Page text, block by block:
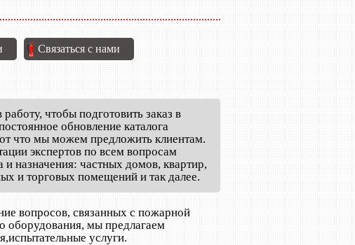
Связаться с нами
чтобы подготовить заказ в
обновление каталога
что мы можем предложить клиентам.
экспертов по всем вопросам
назначения: частных домов, квартир,
и торговых помещений и так далее.
вопросов, связанных с пожарной
оборудования, мы предлагаем
услуги.